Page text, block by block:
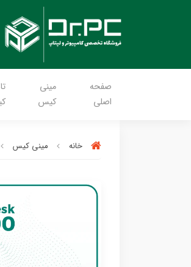
صفحه
اصلی
مینی
کیس
خانه مینی کیس